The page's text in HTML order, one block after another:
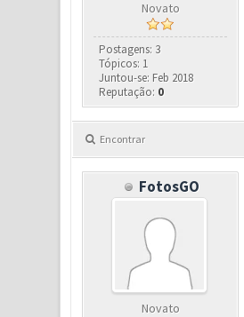
Novato
Postagens: 3
Tópicos: 1
Juntou-se: Feb 2018
Reputação: 0
Encontrar
FotosGO
Novato